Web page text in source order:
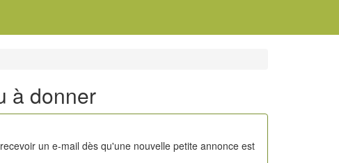
à donner
un e-mail dès qu'une nouvelle petite annonce est